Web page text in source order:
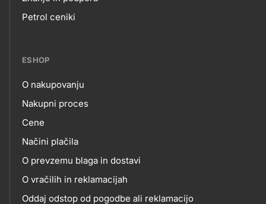
links
Petrol ceniki
ESHOP
eshop
O nakupovanju
Nakupni proces
Cene
Načini plačila
O prevzemu blaga in dostavi
O vračilih in reklamacijah
Oddaj odstop od pogodbe ali reklamacijo